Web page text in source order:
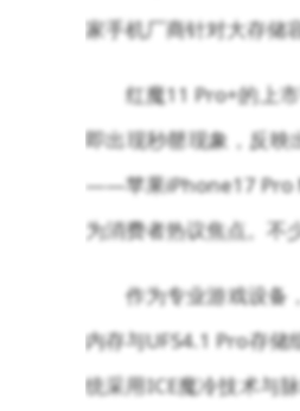
家手机厂商针对大存储
红魔11 Pro+的上
即出现秒罄现象，反
——苹果iPhone17 Pro
为消费者热议焦点。不
作为专业游戏设备
内存与UFS4.1 Pro存
统采用ICE魔冷技术与